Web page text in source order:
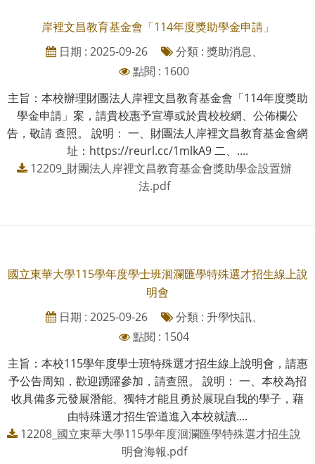
岸裡文昌教育基金會「114年度獎助學金申請」
日期 : 2025-09-26
分類 : 獎助消息、
點閱 : 1600
主旨：本校辦理財團法人岸裡文昌教育基金會「114年度獎助
學金申請」案，請貴校惠予宣導或於貴校校網、公佈欄公
告，敬請 查照。 說明： 一、財團法人岸裡文昌教育基金會網
址：https://reurl.cc/1mlkA9 二、....
12209_財團法人岸裡文昌教育基金會獎助學金設置辦
法.pdf
國立東華大學115學年度學士班洄瀾匯學特殊選才招生線上說
明會
日期 : 2025-09-26
分類 : 升學快訊、
點閱 : 1504
主旨：本校115學年度學士班特殊選才招生線上說明會，請惠
予公告周知，歡迎踴躍參加，請查照。 說明： 一、本校為招
收具備多元發展潛能、獨特才能且勇於展現自我的學子，藉
由特殊選才招生管道進入本校就讀....
12208_國立東華大學115學年度洄瀾匯學特殊選才招生說
明會海報.pdf